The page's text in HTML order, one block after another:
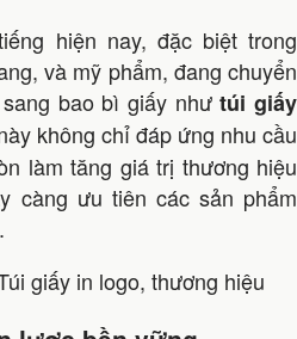
hiện nay, đặc biệt trong
và mỹ phẩm, đang chuyển
bao bì giấy nhưtúi giấy
không chỉ đáp ứng nhu cầu
làm tăng giá trị thương hiệu
càng ưu tiên các sản phẩm